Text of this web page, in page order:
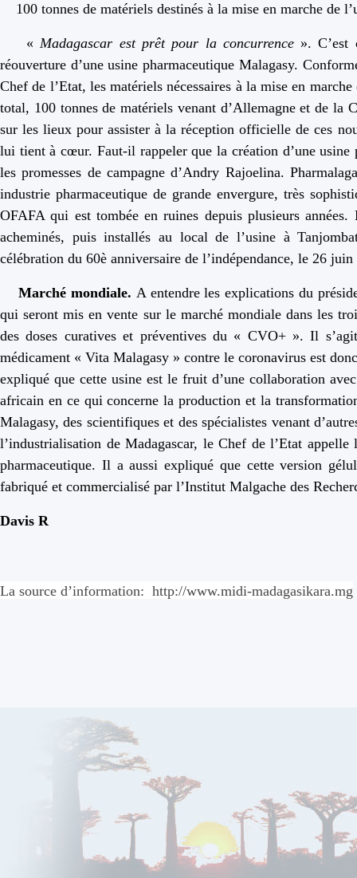
100 tonnes de matériels destinés à la mise en marche de
«Madagascar est prêt pour la concurrence». C’est
réouverture d’une usine pharmaceutique Malagasy.
Chef de l’Etat, les matériels nécessaires à la mise en
total, 100 tonnes de matériels venant d’Allemagne et de la
sur les lieux pour assister à la réception officielle de ces
lui tient à cœur. Faut-il rappeler que la création d’une
les promesses de campagne d’Andry Rajoelina.
industrie pharmaceutique de grande envergure, très
OFAFA qui est tombée en ruines depuis plusieurs
acheminés, puis installés au local de l’usine à
célébration du 60è anniversaire de l’indépendance, le 26
Marché mondiale. A entendre les explications du
qui seront mis en vente sur le marché mondiale dans les
des doses curatives et préventives du « CVO+ ». Il
médicament « Vita Malagasy » contre le coronavirus est
expliqué que cette usine est le fruit d’une collaboration
africain en ce qui concerne la production et la
Malagasy, des scientifiques et des spécialistes venant
l’industrialisation de Madagascar, le Chef de l’Etat
pharmaceutique. Il a aussi expliqué que cette version
fabriqué et commercialisé par l’Institut Malgache des
Davis R
La source d’information: http://www.midi-madagasikara.mg